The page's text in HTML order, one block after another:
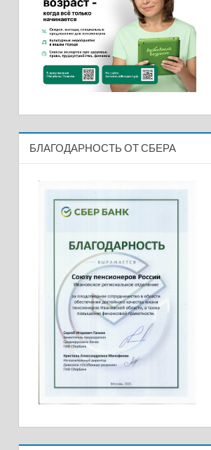
БЛАГОДАРНОСТЬ ОТ СБЕРА